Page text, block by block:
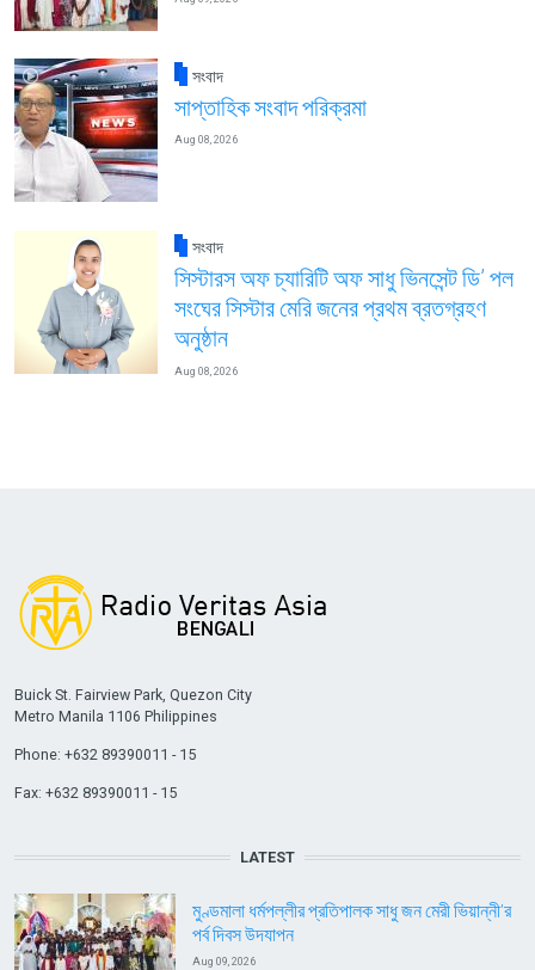
সংবাদ
সাপ্তাহিক সংবাদ পরিক্রমা
Aug 08, 2026
সংবাদ
সিস্টারস অফ চ্যারিটি অফ সাধু ভিনসেন্ট ডি’ পল
সংঘের সিস্টার মেরি জনের প্রথম ব্রতগ্রহণ
অনুষ্ঠান
Aug 08, 2026
Buick St. Fairview Park, Quezon City
Metro Manila 1106 Philippines
Phone: +632 89390011 - 15
Fax: +632 89390011 - 15
LATEST
মুণ্ডমালা ধর্মপল্লীর প্রতিপালক সাধু জন মেরী ভিয়ান্নী’র
পর্ব দিবস উদযাপন
Aug 09, 2026